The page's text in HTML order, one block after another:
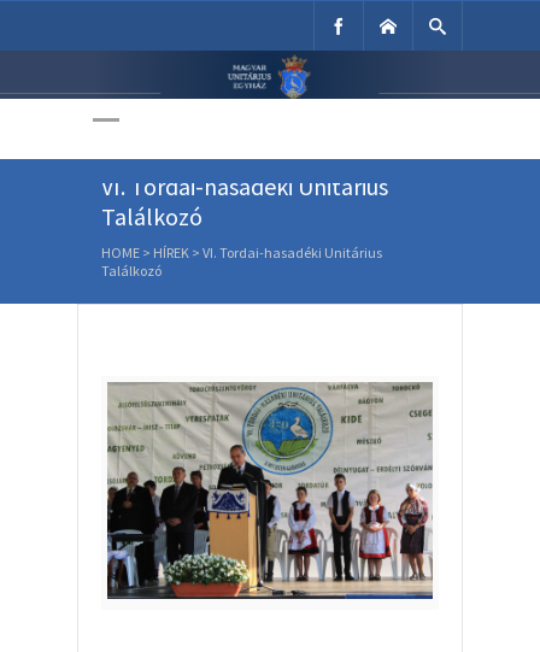
Unitárius Egyház
VI. Tordai-hasadéki Unitárius
Találkozó
HOME > HÍREK > VI. Tordai-hasadéki Unitárius
Találkozó